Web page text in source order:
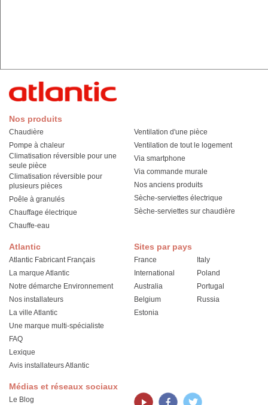
Atlantic
Atlantic Fabricant Français
La marque Atlantic
Notre démarche Environnement
Nos installateurs
La ville Atlantic
Une marque multi-spécialiste
FAQ
Lexique
Avis installateurs Atlantic
Nos produits
Chaudière
Pompe à chaleur
Climatisation réversible pour une
seule pièce
Climatisation réversible pour
plusieurs pièces
Poêle à granulés
Chauffage électrique
Chauffe-eau
Ventilation d'une pièce
Ventilation de tout le logement
Via smartphone
Via commande murale
Nos anciens produits
Sèche-serviettes électrique
Sèche-serviettes sur chaudière
Sites par pays
France
International
Australia
Belgium
Estonia
Italy
Poland
Portugal
Russia
Médias et réseaux sociaux
Le Blog